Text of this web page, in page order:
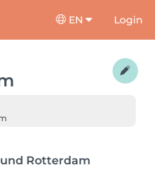
EN Login
Rotterdam